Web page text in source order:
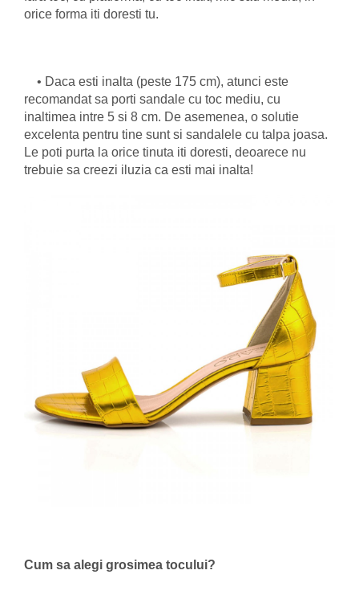
orice forma iti doresti tu.
• Daca esti inalta (peste 175 cm), atunci este
recomandat sa porti sandale cu toc mediu, cu
inaltimea intre 5 si 8 cm. De asemenea, o solutie
excelenta pentru tine sunt si sandalele cu talpa joasa.
Le poti purta la orice tinuta iti doresti, deoarece nu
trebuie sa creezi iluzia ca esti mai inalta!
Cum sa alegi grosimea tocului?